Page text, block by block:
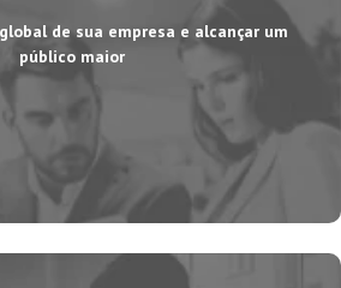
de sua empresa e alcançar um
público maior